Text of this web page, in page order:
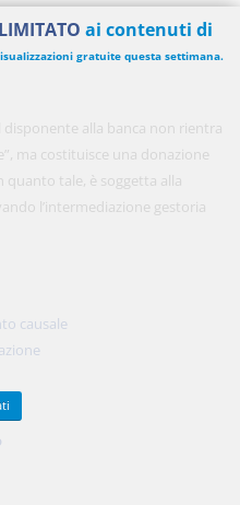
alla banca non rientra
ma costituisce una donazione
quanto tale, è soggetta alla
l’intermediazione gestoria
causale
ai contenuti di
gratuite questa settimana.
ANNUALI
risparmi il 21%!
ora